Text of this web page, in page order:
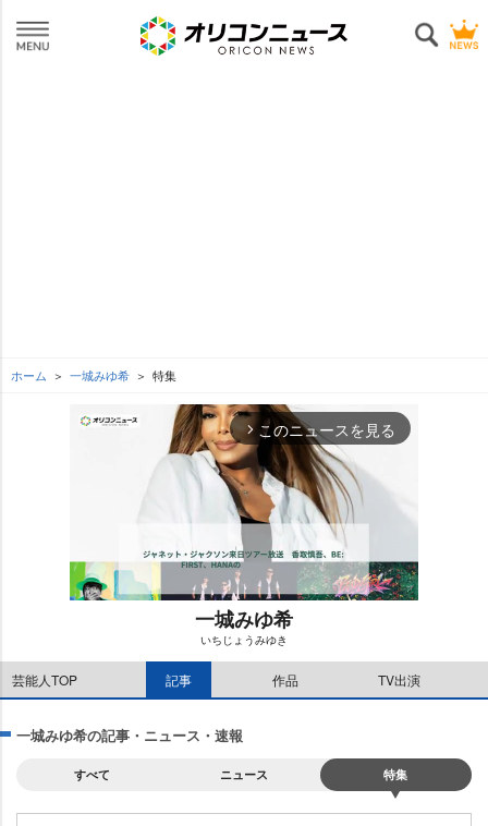
ホーム 一城みゆ希 特集
arrow_forward_ios このニュースを見る
M
t
一城みゆ希
いちじょうみゆき
芸能人TOP 記事 作品 TV出演
一城みゆ希の記事・ニュース・速報
すべて ニュース 特集